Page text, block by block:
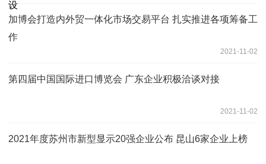
加博会打造内外贸一体化市场交易平台 扎实推进各项筹备工
作
2021-11-02
第四届中国国际进口博览会 广东企业积极洽谈对接
2021-11-02
2021年度苏州市新型显示20强企业公布 昆山6家企业上榜